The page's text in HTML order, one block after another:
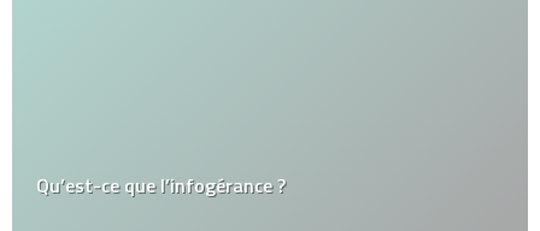
Qu’est-ce que l’infogérance ?